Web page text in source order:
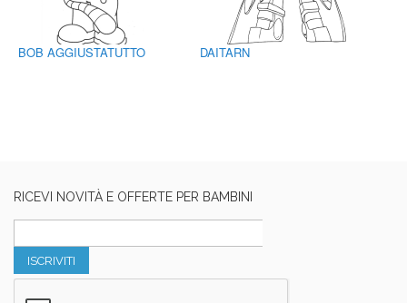
BOB AGGIUSTATUTTO DAITARN
RICEVI NOVITÀ E OFFERTE PER BAMBINI
ISCRIVITI